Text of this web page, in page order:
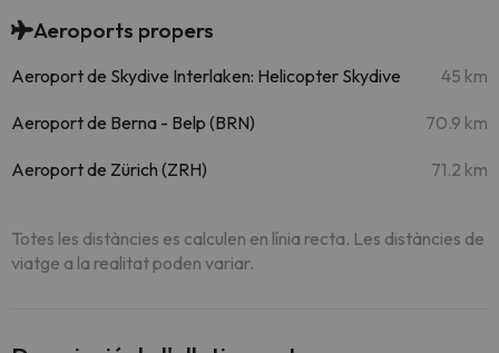
Aeroports propers
Aeroport de Skydive Interlaken: Helicopter Skydive 45 km
Aeroport de Berna - Belp (BRN) 70.9 km
Aeroport de Zürich (ZRH) 71.2 km
Totes les distàncies es calculen en línia recta. Les distàncies de
viatge a la realitat poden variar.